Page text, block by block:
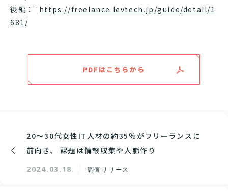
後編：
https://freelance.levtech.jp/guide/detail/1
681/
PDFはこちらから
20～30代女性IT人材の約35％がフリーランスに
前向き、 課題は情報収集や人脈作り
2024.03.18. 調査リリース